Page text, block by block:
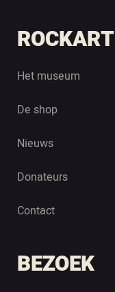
ROCKART
Het museum
De shop
Nieuws
Donateurs
Contact
BEZOEK